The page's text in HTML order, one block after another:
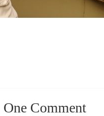
One Comment